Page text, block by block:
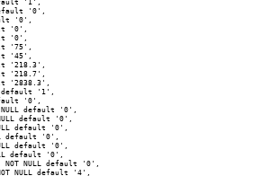
'0',
'0',
'0',
'0',
'75',
'45',
'218.3',
'218.7',
'2838.3',
default '1',
'0',
default '0',
default '0',
default '0',
default '0',
default '0',
default '0',
NULL default '0',
NULL default '4',